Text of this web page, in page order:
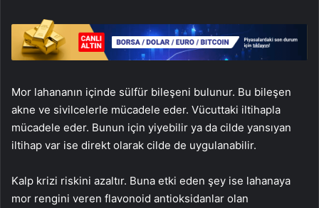
Mor lahananın içinde sülfür bileşeni bulunur. Bu bileşen
akne ve sivilcelerle mücadele eder. Vücuttaki iltihapla
mücadele eder. Bunun için yiyebilir ya da cilde yansıyan
iltihap var ise direkt olarak cilde de uygulanabilir.
Kalp krizi riskini azaltır. Buna etki eden şey ise lahanaya
mor rengini veren flavonoid antioksidanlar olan